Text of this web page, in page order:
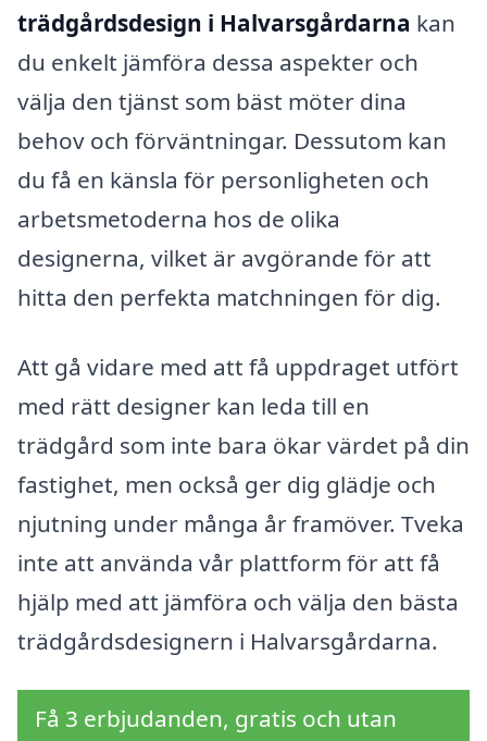
trädgårdsdesign i Halvarsgårdarna kan
du enkelt jämföra dessa aspekter och
välja den tjänst som bäst möter dina
behov och förväntningar. Dessutom kan
du få en känsla för personligheten och
arbetsmetoderna hos de olika
designerna, vilket är avgörande för att
hitta den perfekta matchningen för dig.
Att gå vidare med att få uppdraget utfört
med rätt designer kan leda till en
trädgård som inte bara ökar värdet på din
fastighet, men också ger dig glädje och
njutning under många år framöver. Tveka
inte att använda vår plattform för att få
hjälp med att jämföra och välja den bästa
trädgårdsdesignern i Halvarsgårdarna.
Få 3 erbjudanden, gratis och utan